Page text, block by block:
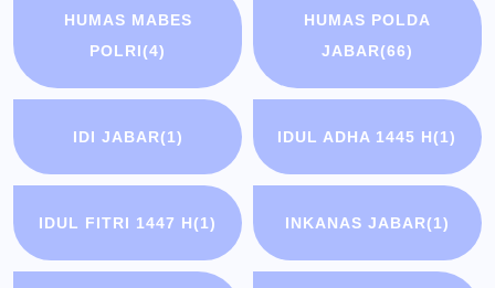
HUMAS MABES
POLRI(4)
HUMAS POLDA
JABAR(66)
IDI JABAR(1) IDUL ADHA 1445 H(1)
IDUL FITRI 1447 H(1) INKANAS JABAR(1)